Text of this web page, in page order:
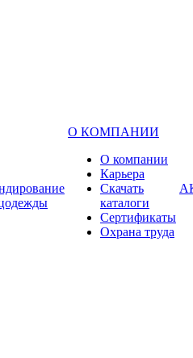
О КОМПАНИИ
О компании
Карьера
Cкачать
каталоги
Сертификаты
Охрана труда